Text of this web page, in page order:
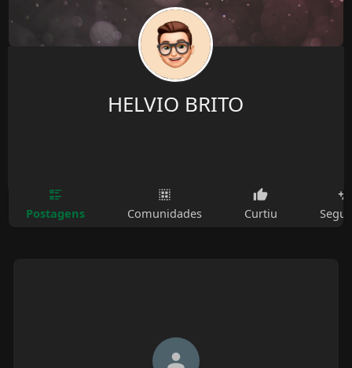
HELVIO BRITO
Postagens Comunidades Curtiu